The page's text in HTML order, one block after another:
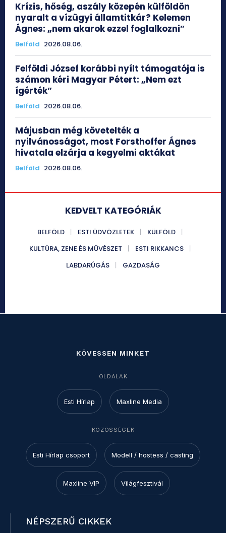
Krízis, hőség, aszály közepén külföldön
nyaralt a vízügyi államtitkár? Kelemen
Ágnes: „nem akarok ezzel foglalkozni”
Belföld 2026.08.06.
Felföldi József korábbi nyílt támogatója is
számon kéri Magyar Pétert: „Nem ezt
ígérték”
Belföld 2026.08.06.
Májusban még követelték a
nyilvánosságot, most Forsthoffer Ágnes
hivatala elzárja a kegyelmi aktákat
Belföld 2026.08.06.
KEDVELT KATEGÓRIÁK
BELFÖLD ESTI ÜDVÖZLETEK
KÜLFÖLD
KULTÚRA, ZENE ÉS MŰVÉSZET
ESTI RIKKANCS
LABDARÚGÁS
GAZDASÁG
KÖVESSEN MINKET
OLDALAK
Esti Hírlap Maxline Media
KÖZÖSSÉGEK
Esti Hírlap csoport Modell / hostess / casting
Maxline VIP Világfesztivál
NÉPSZERŰ CIKKEK